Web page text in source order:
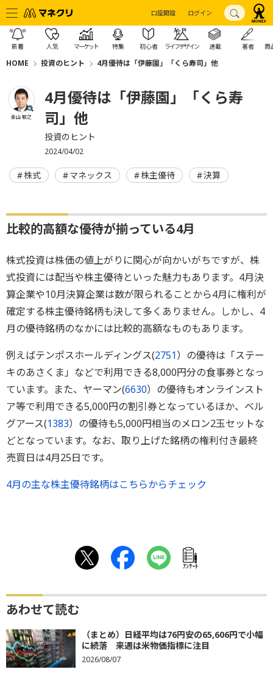
口座開設 ログイン
新着 人気 マーケット 特集 初心者 ライフデザイン 連載 著者 商
HOME 投資のヒント 4月優待は「伊藤園」「くら寿司」他
金山 敏之
4月優待は「伊藤園」「くら寿
司」他
投資のヒント
2024/04/02
株式 マネックス 株主優待 決算
比較的高額な優待が揃っている4月
株式投資は株価の値上がりに関心が向かいがちですが、株
式投資には配当や株主優待といった魅力もあります。4月決
算企業や10月決算企業は数が限られることから4月に権利が
確定する株主優待銘柄も決して多くありません。しかし、4
月の優待銘柄のなかには比較的高額なものもあります。
例えばテンポスホールディングス(2751）の優待は「ステー
キのあさくま」などで利用できる8,000円分の食事券となっ
ています。また、ヤーマン(6630）の優待もオンラインスト
ア等で利用できる5,000円の割引券となっているほか、ベル
グアース(1383）の優待も5,000円相当のメロン2玉セットな
どとなっています。なお、取り上げた銘柄の権利付き最終
売買日は4月25日です。
4月の主な株主優待銘柄はこちらからチェック
ｱﾝｹｰﾄ
あわせて読む
（まとめ）日経平均は76円安の65,606円で小幅
に続落 来週は米物価指標に注目
2026/08/07